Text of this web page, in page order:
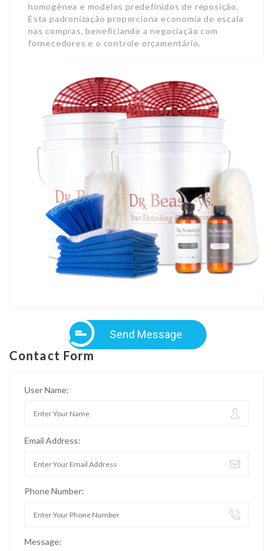
homogênea e modelos predefinidos de reposição.
Esta padronização proporciona economia de escala
nas compras, beneficiando a negociação com
fornecedores e o controle orçamentário.
Send Message
Contact Form
User Name:
Email Address:
Phone Number:
Message: